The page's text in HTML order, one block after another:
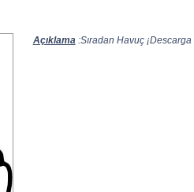
Açıklama:Sıradan Havuç